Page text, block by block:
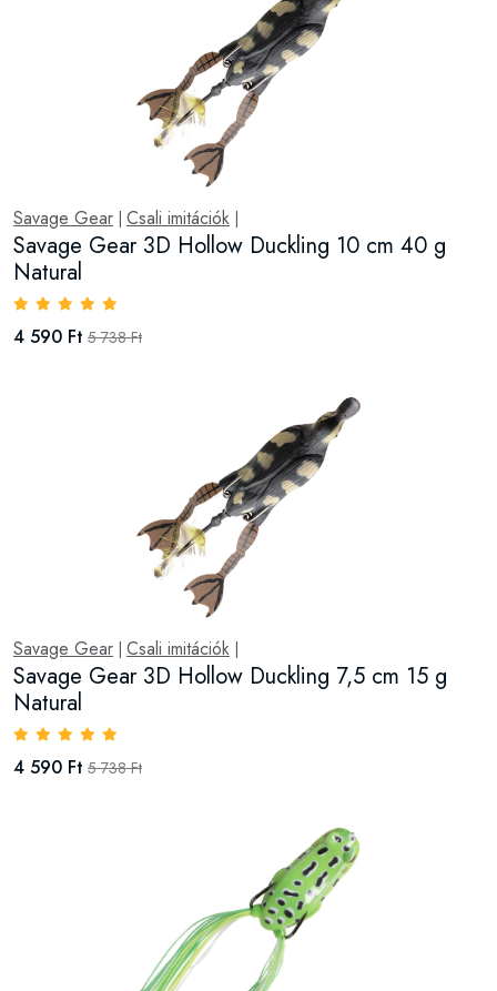
Savage Gear Csali imitációk
Savage Gear 3D Hollow Duckling 10 cm 40 g
Natural
4 590 Ft 5 738 Ft
Savage Gear Csali imitációk
Savage Gear 3D Hollow Duckling 7,5 cm 15 g
Natural
4 590 Ft 5 738 Ft